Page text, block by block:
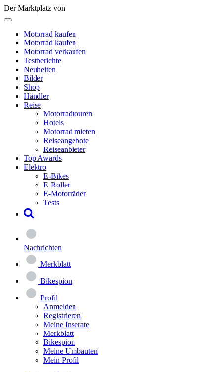
Der Marktplatz von
Motorrad kaufen
Motorrad kaufen
Motorrad verkaufen
Testberichte
Neuheiten
Bilder
Shop
Händler
Reise
Motorradtouren
Hotels
Motorrad mieten
Reiseangebote
Reiseanbieter
Top Awards
Elektro
E-Bikes
E-Roller
E-Motorräder
Tests
Nachrichten
Merkblatt
Bikespion
Profil
Anmelden
Registrieren
Meine Inserate
Merkblatt
Bikespion
Meine Umbauten
Mein Profil